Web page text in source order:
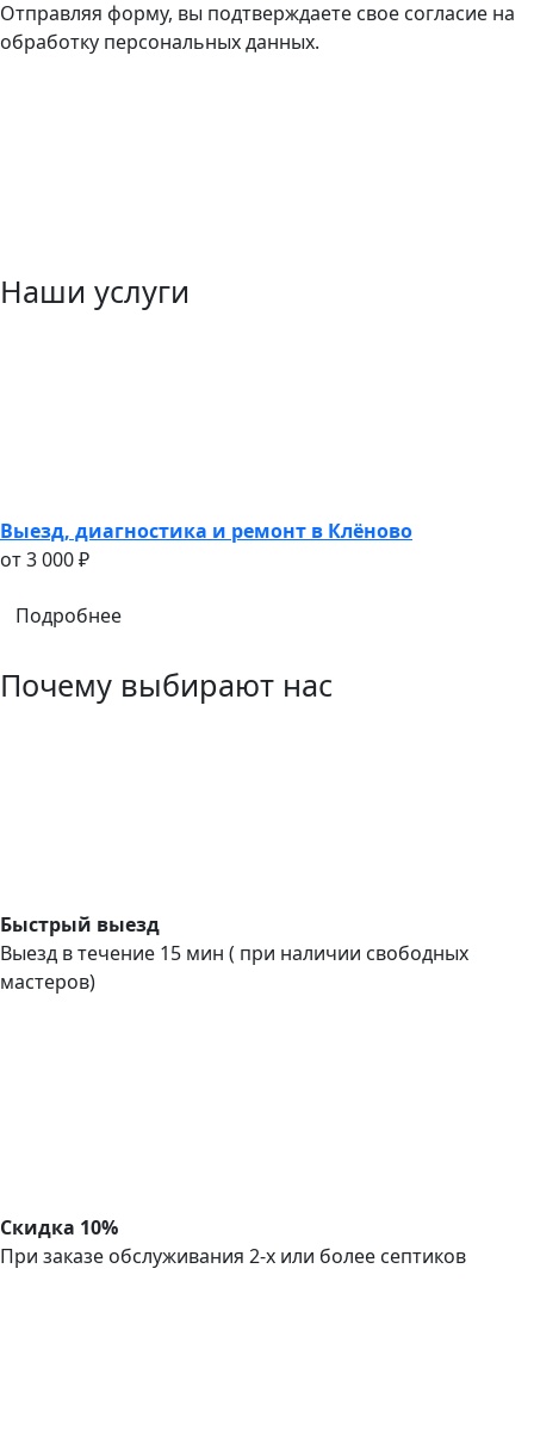
Отправляя форму, вы подтверждаете свое согласие на
обработку персональных данных.
Наши услуги
Выезд, диагностика и ремонт в Клёново
oт 3 000 ₽
Подробнее
Почему выбирают нас
Быстрый выезд
Выезд в течение 15 мин ( при наличии свободных
мастеров)
Скидка 10%
При заказе обслуживания 2-х или более септиков